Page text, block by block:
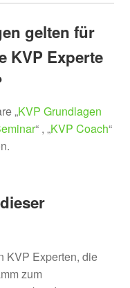
gelten für
KVP Experte
„KVP Grundlagen
“ , „KVP Coach“
KVP Experten, die
zum